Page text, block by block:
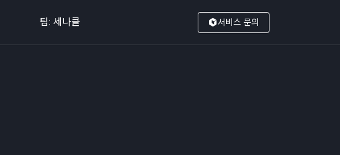
팀: 세나클 서비스 문의